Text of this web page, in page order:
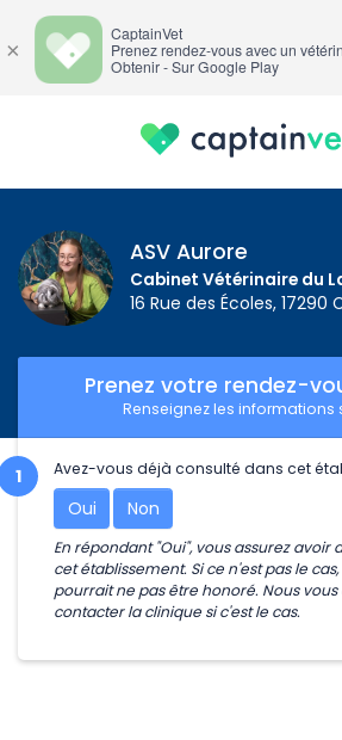
ASV Aurore
Cabinet Vétérinaire du
16 Rue des Écoles, 17290
Prenez votre rendez-
Renseignez les informations
Avez-vous déjà consulté dans cet
Oui Non
En répondant "Oui", vous assurez avoir
cet établissement. Si ce n'est pas le
pourrait ne pas être honoré. Nous
contacter la clinique si c'est le cas.
×
CaptainVet
Prenez rendez-vous avec un
Obtenir - Sur Google Play